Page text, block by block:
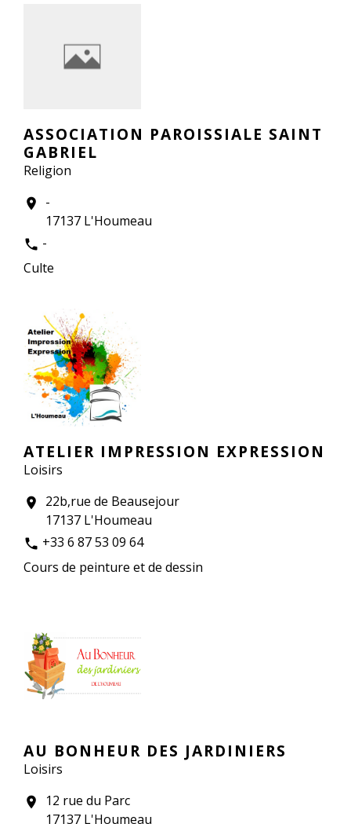
ASSOCIATION PAROISSIALE SAINT
GABRIEL
Religion
location_on
-
17137 L'Houmeau
phone -
Culte
ATELIER IMPRESSION EXPRESSION
Loisirs
location_on
22b,rue de Beausejour
17137 L'Houmeau
phone +33 6 87 53 09 64
Cours de peinture et de dessin
AU BONHEUR DES JARDINIERS
Loisirs
location_on
12 rue du Parc
17137 L'Houmeau